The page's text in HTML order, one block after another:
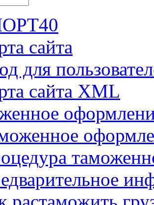
сайта
для
сайта XML